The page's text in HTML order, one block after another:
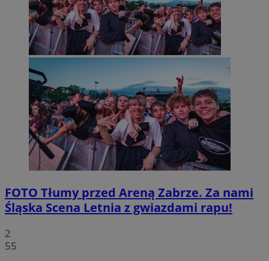
FOTO Tłumy przed Areną Zabrze. Za nami
Śląska Scena Letnia z gwiazdami rapu!
2
55